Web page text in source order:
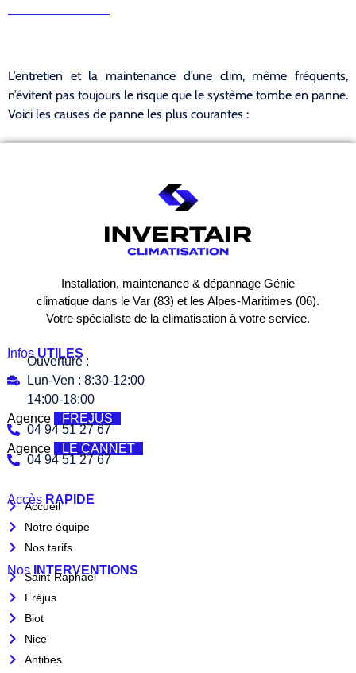
L’entretien et la maintenance d’une clim, même fréquents,
n’évitent pas toujours le risque que le système tombe en panne.
Voici les causes de panne les plus courantes :
Installation, maintenance & dépannage Génie
climatique dans le Var (83) et les Alpes-Maritimes (06).
Votre spécialiste de la climatisation à votre service.
Infos UTILES
Ouverture :
Lun-Ven : 8:30-12:00
14:00-18:00
Agence
FREJUS
04 94 51 27 67
Agence
LE CANNET
04 94 51 27 67
Accès RAPIDE
Accueil
Notre équipe
Nos tarifs
Nos INTERVENTIONS
Saint-Raphaël
Fréjus
Biot
Nice
Antibes